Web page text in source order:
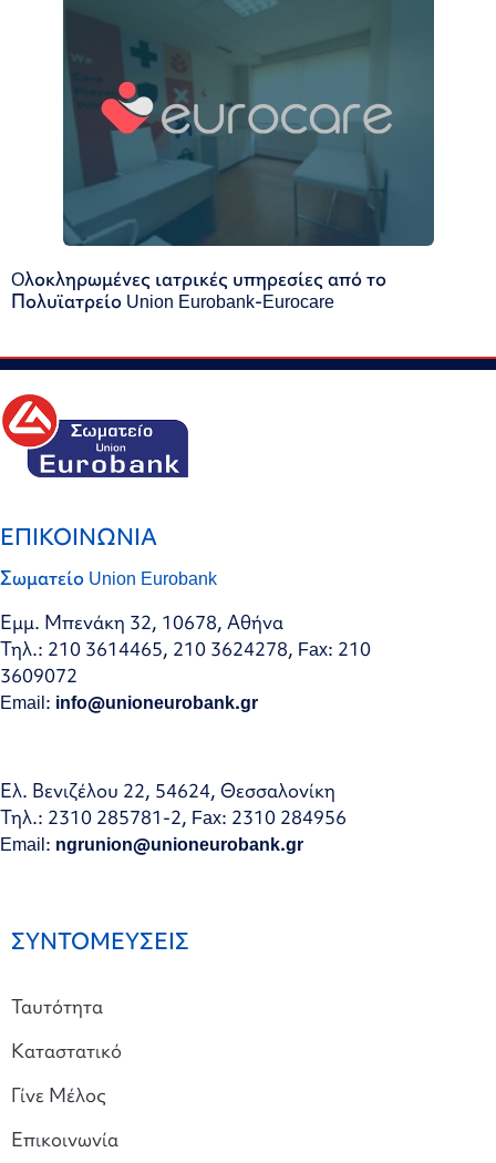
Oλοκληρωμένες ιατρικές υπηρεσίες από το
Πολυϊατρείο Union Eurobank-Eurocare
ΕΠΙΚΟΙΝΩΝΙΑ
Σωματείο Union Eurobank
Εμμ. Μπενάκη 32, 10678, Αθήνα
Τηλ.: 210 3614465, 210 3624278, Fax: 210
3609072
Email: info@unioneurobank.gr
Ελ. Βενιζέλου 22, 54624, Θεσσαλονίκη
Τηλ.: 2310 285781-2, Fax: 2310 284956
Email: ngrunion@unioneurobank.gr
ΣΥΝΤΟΜΕΥΣΕΙΣ
Ταυτότητα
Καταστατικό
Γίνε Μέλος
Επικοινωνία